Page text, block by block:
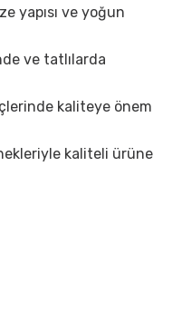
yapısı ve yoğun
ve tatlılarda
kaliteye önem
kaliteli ürüne